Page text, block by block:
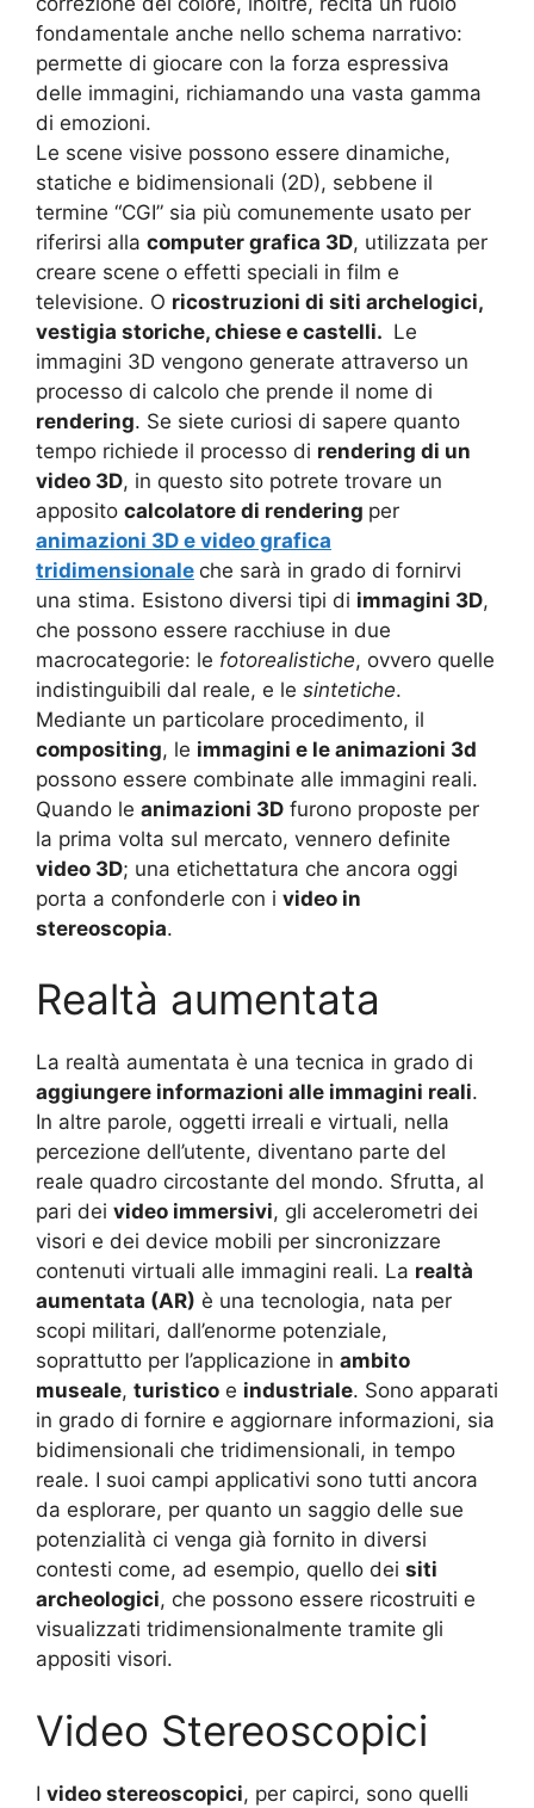
fondamentale anche nello schema narrativo:
permette di giocare con la forza espressiva
delle immagini, richiamando una vasta gamma
di emozioni.
Le scene visive possono essere dinamiche,
statiche e bidimensionali (2D), sebbene il
termine “CGI” sia più comunemente usato per
riferirsi alla computer grafica 3D, utilizzata per
creare scene o effetti speciali in film e
televisione. O ricostruzioni di siti archelogici,
vestigia storiche, chiese e castelli. Le
immagini 3D vengono generate attraverso un
processo di calcolo che prende il nome di
rendering. Se siete curiosi di sapere quanto
tempo richiede il processo di rendering di un
video 3D, in questo sito potrete trovare un
apposito calcolatore di rendering per
animazioni 3D e video grafica
tridimensionale che sarà in grado di fornirvi
una stima. Esistono diversi tipi di immagini 3D,
che possono essere racchiuse in due
macrocategorie: le fotorealistiche, ovvero quelle
indistinguibili dal reale, e le sintetiche.
Mediante un particolare procedimento, il
compositing, le immagini e le animazioni 3d
possono essere combinate alle immagini reali.
Quando le animazioni 3D furono proposte per
la prima volta sul mercato, vennero definite
video 3D; una etichettatura che ancora oggi
porta a confonderle con i video in
stereoscopia.
Realtà aumentata
La realtà aumentata è una tecnica in grado di
aggiungere informazioni alle immagini reali.
In altre parole, oggetti irreali e virtuali, nella
percezione dell’utente, diventano parte del
reale quadro circostante del mondo. Sfrutta, al
pari dei video immersivi, gli accelerometri dei
visori e dei device mobili per sincronizzare
contenuti virtuali alle immagini reali. La realtà
aumentata (AR) è una tecnologia, nata per
scopi militari, dall’enorme potenziale,
soprattutto per l’applicazione in ambito
museale, turistico e industriale. Sono apparati
in grado di fornire e aggiornare informazioni, sia
bidimensionali che tridimensionali, in tempo
reale. I suoi campi applicativi sono tutti ancora
da esplorare, per quanto un saggio delle sue
potenzialità ci venga già fornito in diversi
contesti come, ad esempio, quello dei siti
archeologici, che possono essere ricostruiti e
visualizzati tridimensionalmente tramite gli
appositi visori.
Video Stereoscopici
I video stereoscopici, per capirci, sono quelli